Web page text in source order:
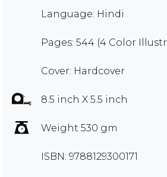
Language: Hindi
Pages: 544 (4 Color
Cover: Hardcover
8.5 inch X 5.5 inch
Weight 530 gm
ISBN: 9788129300171